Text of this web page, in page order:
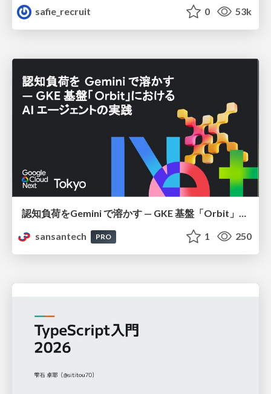
safie_recruit
0 53k
認知負荷をGemini で溶かす — GKE 基盤「Orbit」における AI エージェントの実践
sansantech
PRO 1 250